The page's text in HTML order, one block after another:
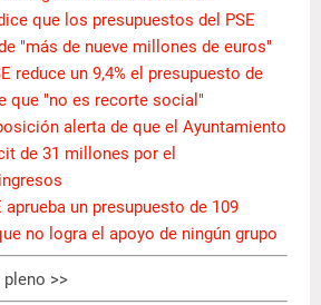
que los presupuestos del PSE
"más de nueve millones de euros"
reduce un 9,4% el presupuesto de
que "no es recorte social"
alerta de que el Ayuntamiento
de 31 millones por el
aprueba un presupuesto de 109
no logra el apoyo de ningún grupo
pleno >>